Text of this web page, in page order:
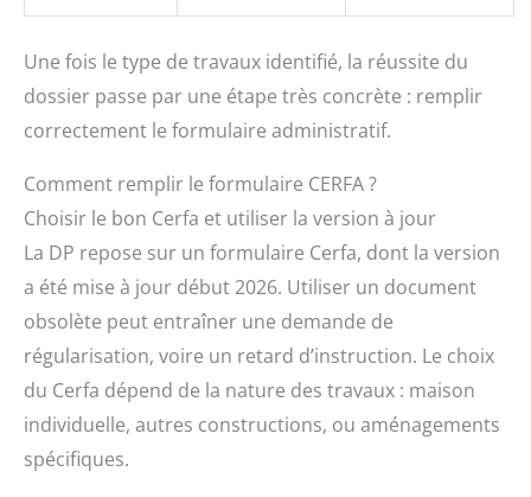
Une fois le type de travaux identifié, la réussite du
dossier passe par une étape très concrète : remplir
correctement le formulaire administratif.
Comment remplir le formulaire CERFA ?
Choisir le bon Cerfa et utiliser la version à jour
La DP repose sur un formulaire Cerfa, dont la version
a été mise à jour début 2026. Utiliser un document
obsolète peut entraîner une demande de
régularisation, voire un retard d’instruction. Le choix
du Cerfa dépend de la nature des travaux : maison
individuelle, autres constructions, ou aménagements
spécifiques.